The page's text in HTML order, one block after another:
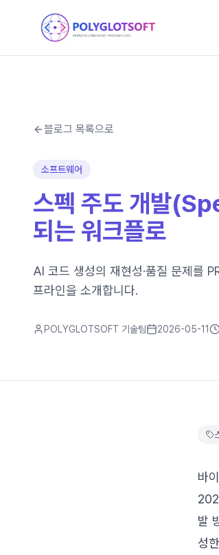
블로그 목록으로
소프트웨어
스펙 주도 개발
되는 워크플로
AI 코드 생성의 재현성·품질 문제를
프라인을 소개합니다.
POLYGLOTSOFT 기술팀 2026-05-11
바
발
성